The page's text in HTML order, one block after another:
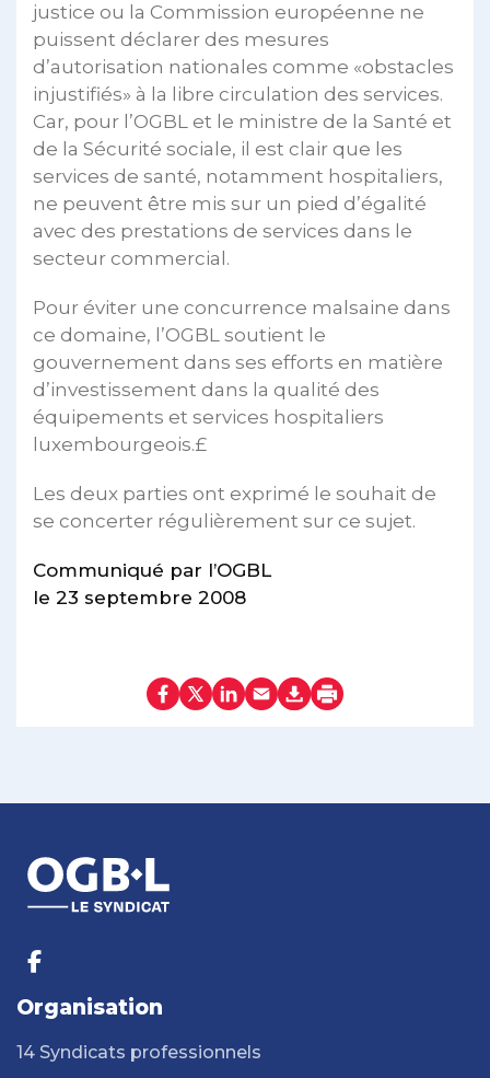
justice ou la Commission européenne ne
puissent déclarer des mesures
d’autorisation nationales comme «obstacles
injustifiés» à la libre circulation des services.
Car, pour l’OGBL et le ministre de la Santé et
de la Sécurité sociale, il est clair que les
services de santé, notamment hospitaliers,
ne peuvent être mis sur un pied d’égalité
avec des prestations de services dans le
secteur commercial.
Pour éviter une concurrence malsaine dans
ce domaine, l’OGBL soutient le
gouvernement dans ses efforts en matière
d’investissement dans la qualité des
équipements et services hospitaliers
luxembourgeois.£
Les deux parties ont exprimé le souhait de
se concerter régulièrement sur ce sujet.
Communiqué par l’OGBL
le 23 septembre 2008
Organisation
14 Syndicats professionnels